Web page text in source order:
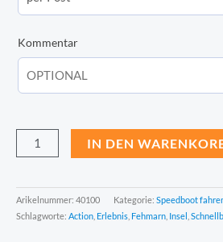
Kommentar
IN DEN
Arikelnummer: 40100 Kategorie: Speedboot
Schlagworte: Action Erlebnis Fehmarn Insel